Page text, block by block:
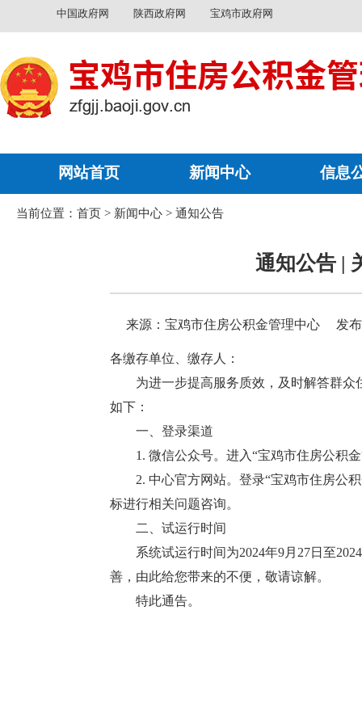
中国政府网 陕西政府网 宝鸡市政府网
网站首页 新闻中心 信息
当前位置： 首页 > 新闻中心 > 通知公告
通知公告 |
来源：宝鸡市住房公积金管理中心 发
各缴存单位、缴存人：
为进一步提高服务质效，及时解答群众
如下：
一、登录渠道
1. 微信公众号。进入“宝鸡市住房公积金
2. 中心官方网站。登录“宝鸡市住房公积
标进行相关问题咨询。
二、试运行时间
系统试运行时间为2024年9月27日至2024
善，由此给您带来的不便，敬请谅解。
特此通告。